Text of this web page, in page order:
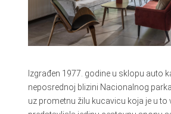
Izgrađen 1977. godine u sklopu auto
neposrednoj blizini Nacionalnog
uz prometnu žilu kucavicu koja je u to